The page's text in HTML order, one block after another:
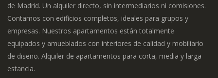
de Madrid. Un alquiler directo, sin intermediarios ni comisiones.
Contamos con edificios completos, ideales para grupos y
empresas. Nuestros apartamentos están totalmente
equipados y amueblados con interiores de calidad y mobiliario
de diseño. Alquiler de apartamentos para corta, media y larga
estancia.